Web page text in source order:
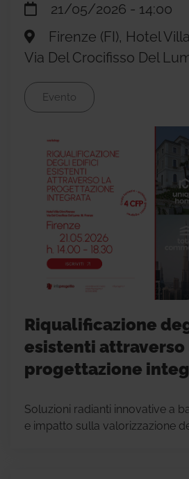
21/05/2026 - 14:00
Firenze (FI), Hotel
Via Del Crocifisso Del
Evento
Riqualificazione
esistenti attraverso
progettazione
Soluzioni radianti innovative a
e impatto sulla valorizzazione